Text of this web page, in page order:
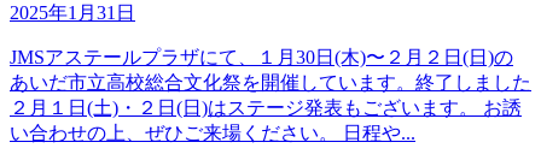
2025年1月31日
JMSアステールプラザにて、１月30日(木)〜２月２日(日)の
あいだ市立高校総合文化祭を開催しています。終了しました
２月１日(土)・２日(日)はステージ発表もございます。 お誘
い合わせの上、ぜひご来場ください。 日程や...